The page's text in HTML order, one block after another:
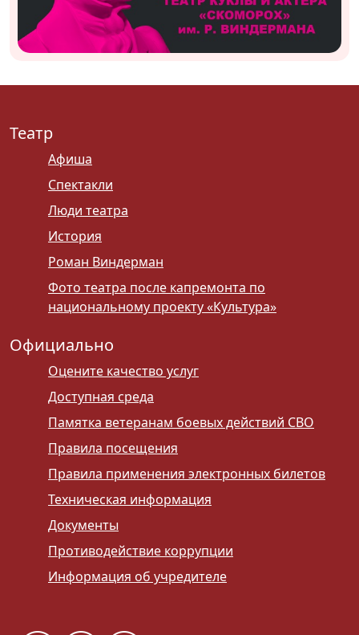
Театр
Афиша
Спектакли
Люди театра
История
Роман Виндерман
Фото театра после капремонта по
национальному проекту «Культура»
Официально
Оцените качество услуг
Доступная среда
Памятка ветеранам боевых действий СВО
Правила посещения
Правила применения электронных билетов
Техническая информация
Документы
Противодействие коррупции
Информация об учредителе